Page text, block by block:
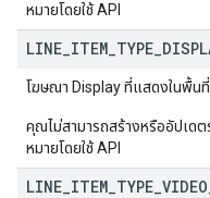
หมายโดยใช้ API
LINE ITEM TYPE
โฆษณา Display ที่แสดงในพื้น
คุณไม่สามารถสร้างหรืออัปเดต
หมายโดยใช้ API
LINE ITEM TYPE VIDEO